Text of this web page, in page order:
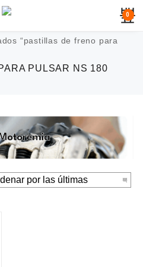
0
“pastillas de freno para
PULSAR NS 180